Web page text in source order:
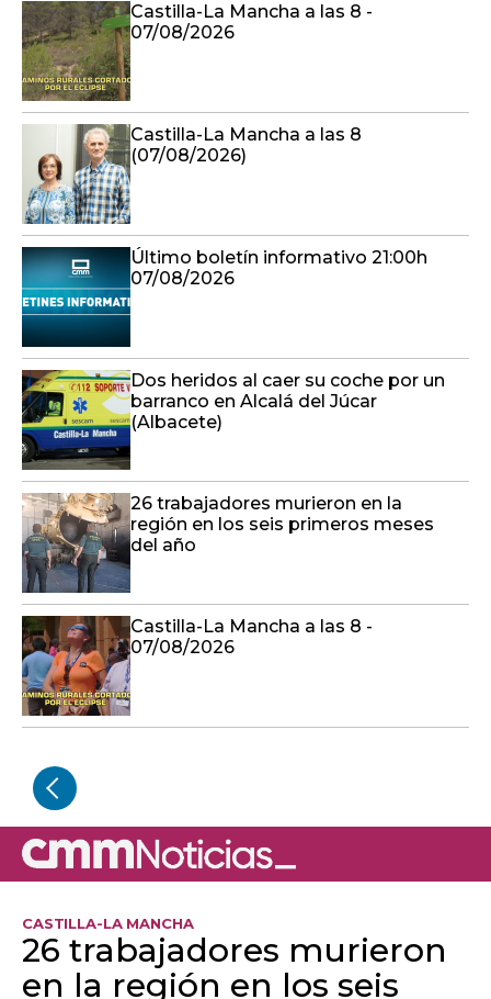
Castilla-La Mancha a las 8 -
07/08/2026
Castilla-La Mancha a las 8
(07/08/2026)
Último boletín informativo 21:00h
07/08/2026
Dos heridos al caer su coche por un
barranco en Alcalá del Júcar
(Albacete)
26 trabajadores murieron en la
región en los seis primeros meses
del año
Castilla-La Mancha a las 8 -
07/08/2026
CASTILLA-LA MANCHA
26 trabajadores murieron
en la región en los seis